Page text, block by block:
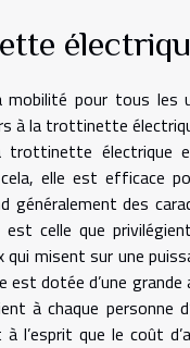
pour tous les
à la trottinette
trottinette électrique
elle est efficace
des
celle que
misent sur une
dotée d’une
à chaque
l’esprit que le coût